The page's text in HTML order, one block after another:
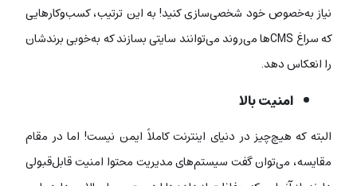
نیاز به‌خصوص خود شخصی‌سازی کنید! به این ترتیب، کسب‌وکارهایی
که سراغ CMSها می‌روند می‌توانند سایتی بسازند که به‌خوبی برندشان
را انعکاس دهد.
امنیت بالا
البته که هیچ‌چیز در دنیای اینترنت کاملاً ایمن نیست! اما در مقام
مقایسه، می‌توان گفت سیستم‌های مدیریت محتوا امنیت قابل‌قبولی